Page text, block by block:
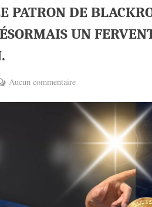
PATRON DE
UN
Aucun commentairesur
NUMÉRIQUE »:
LE
PATRON
BLACKROCK
DÉCLARE
QU’IL